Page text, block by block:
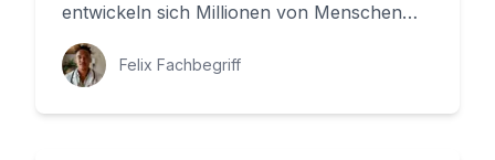
entwickeln sich Millionen von Menschen
Steine in ihren Organen, die S...
Felix Fachbegriff